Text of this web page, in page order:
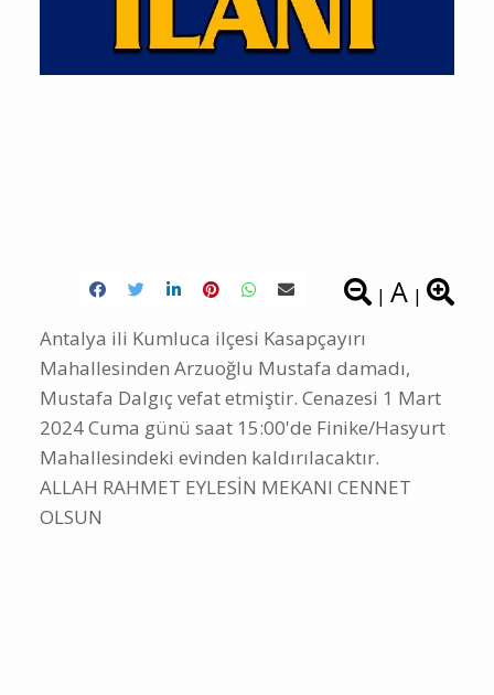
| A |
Antalya ili Kumluca ilçesi Kasapçayırı
Mahallesinden Arzuoğlu Mustafa damadı,
Mustafa Dalgıç vefat etmiştir. Cenazesi 1 Mart
2024 Cuma günü saat 15:00'de Finike/Hasyurt
Mahallesindeki evinden kaldırılacaktır.
ALLAH RAHMET EYLESİN MEKANI CENNET
OLSUN